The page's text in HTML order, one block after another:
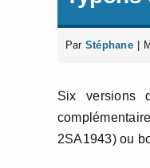
Par Stéphane
Six versions
2SA1943) ou